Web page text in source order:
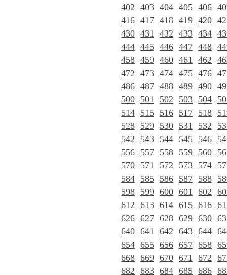
402 403 404 405 406
416 417 418 419 420
430 431 432 433 434
444 445 446 447 448
458 459 460 461 462
472 473 474 475 476
486 487 488 489 490
500 501 502 503 504
514 515 516 517 518
528 529 530 531 532
542
543 544 545 546
556 557 558 559 560
570 571 572 573 574
584 585 586 587 588
598 599 600 601 602
612 613 614 615 616
626 627 628 629 630
640 641 642 643 644
654 655 656 657 658
668 669 670 671 672
682 683 684 685 686